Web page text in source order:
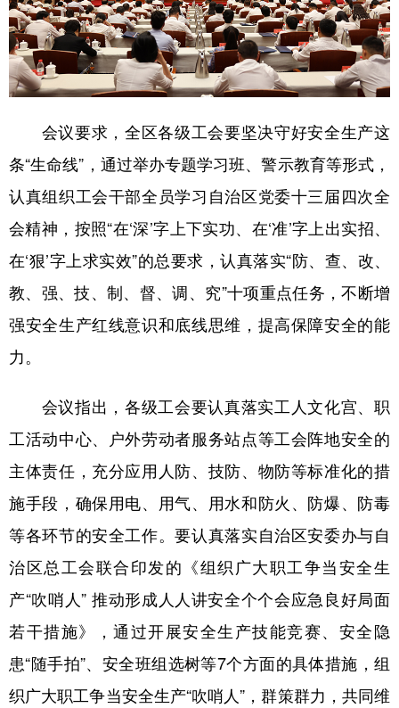
会议要求，全区各级工会要坚决守好安全生产这
条“生命线”，通过举办专题学习班、警示教育等形式，
认真组织工会干部全员学习自治区党委十三届四次全
会精神，按照“在‘深’字上下实功、在‘准’字上出实招、
在‘狠’字上求实效”的总要求，认真落实“防、查、改、
教、强、技、制、督、调、究”十项重点任务，不断增
强安全生产红线意识和底线思维，提高保障安全的能
力。
会议指出，各级工会要认真落实工人文化宫、职
工活动中心、户外劳动者服务站点等工会阵地安全的
主体责任，充分应用人防、技防、物防等标准化的措
施手段，确保用电、用气、用水和防火、防爆、防毒
等各环节的安全工作。要认真落实自治区安委办与自
治区总工会联合印发的《组织广大职工争当安全生
产“吹哨人” 推动形成人人讲安全个个会应急良好局面
若干措施》，通过开展安全生产技能竞赛、安全隐
患“随手拍”、安全班组选树等7个方面的具体措施，组
织广大职工争当安全生产“吹哨人”，群策群力，共同维